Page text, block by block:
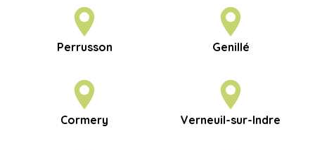
Perrusson Genillé
Cormery Verneuil-sur-Indre